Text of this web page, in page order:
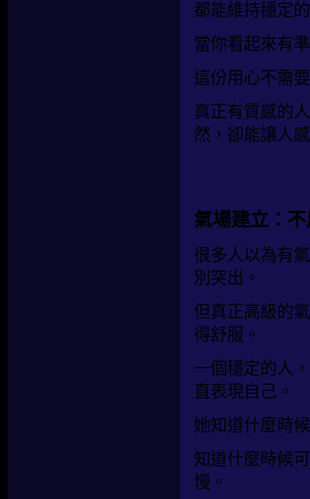
都能維持穩定
當你看起來有
這份用心不需
真正有質感的
然，卻能讓人
氣場建立：
很多人以為有
別突出。
但真正高級的
得舒服。
一個穩定的人
直表現自己。
她知道什麼時
知道什麼時候
慢。